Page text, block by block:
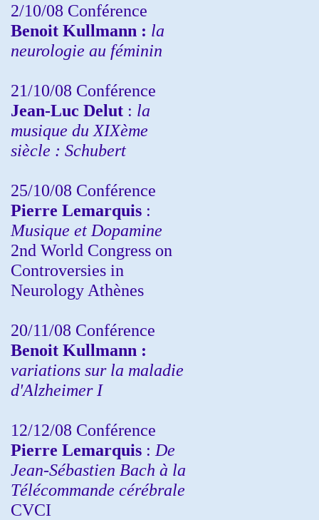
2/10/08 Conférence
Benoit Kullmann : la
neurologie au féminin
21/10/08 Conférence
Jean-Luc Delut : la
musique du XIXème
siècle : Schubert
25/10/08 Conférence
Pierre Lemarquis :
Musique et Dopamine
2nd World Congress on
Controversies in
Neurology Athènes
20/11/08 Conférence
Benoit Kullmann :
variations sur la maladie
d'Alzheimer I
12/12/08 Conférence
Pierre Lemarquis : De
Jean-Sébastien Bach à la
Télécommande cérébrale
CVCI